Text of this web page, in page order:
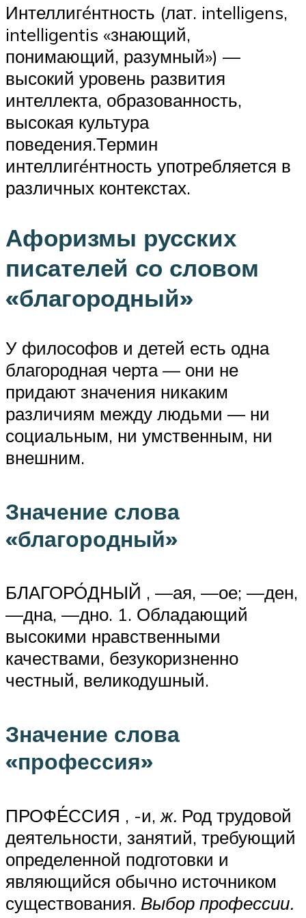
Интеллигéнтность (лат. intelligens,
intelligentis «знающий,
понимающий, разумный») —
высокий уровень развития
интеллекта, образованность,
высокая культура
поведения.Термин
интеллигéнтность употребляется в
различных контекстах.
Афоризмы русских
писателей со словом
«благородный»
У философов и детей есть одна
благородная черта — они не
придают значения никаким
различиям между людьми — ни
социальным, ни умственным, ни
внешним.
Значение слова
«благородный»
БЛАГОРО́ДНЫЙ , —ая, —ое; —ден,
—дна, —дно. 1. Обладающий
высокими нравственными
качествами, безукоризненно
честный, великодушный.
Значение слова
«профессия»
ПРОФЕ́ССИЯ , -и, ж. Род трудовой
деятельности, занятий, требующий
определенной подготовки и
являющийся обычно источником
существования. Выбор профессии.